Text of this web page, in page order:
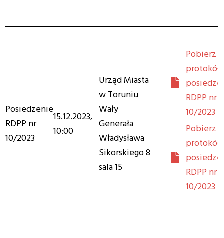
Posiedzenie
RDPP nr
10/2023
15.12.2023,
10:00
Urząd Miasta
w Toruniu
Wały
Generała
Władysława
Sikorskiego 8
sala 15
Pobierz
protokół
RDPP nr
10/2023
Pobierz
protokół
RDPP nr
10/2023